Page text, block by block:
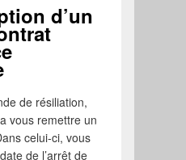
d’un
de résiliation,
vous remettre un
celui-ci, vous
de l’arrêt de